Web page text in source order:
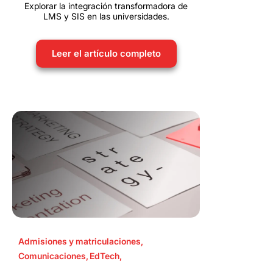
Explorar la integración transformadora de
LMS y SIS en las universidades.
Leer el artículo completo
Admisiones y matriculaciones,
Comunicaciones, EdTech,